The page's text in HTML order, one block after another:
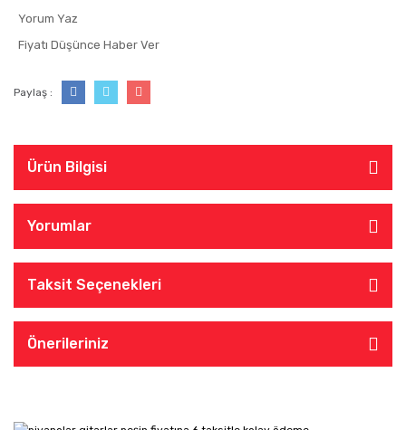
Yorum Yaz
Fiyatı Düşünce Haber Ver
Paylaş :
Ürün Bilgisi
Yorumlar
Taksit Seçenekleri
Önerileriniz